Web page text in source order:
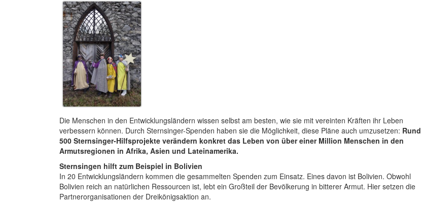
Die Menschen in den Entwicklungsländern wissen selbst am besten, wie sie mit vereinten Kräften ihr Leben
verbessern können. Durch Sternsinger-Spenden haben sie die Möglichkeit, diese Pläne auch umzusetzen: Rund
500 Sternsinger-Hilfsprojekte verändern konkret das Leben von über einer Million Menschen in den
Armutsregionen in Afrika, Asien und Lateinamerika.
Sternsingen hilft zum Beispiel in Bolivien
In 20 Entwicklungsländern kommen die gesammelten Spenden zum Einsatz. Eines davon ist Bolivien. Obwohl
Bolivien reich an natürlichen Ressourcen ist, lebt ein Großteil der Bevölkerung in bitterer Armut. Hier setzen die
Partnerorganisationen der Dreikönigsaktion an.